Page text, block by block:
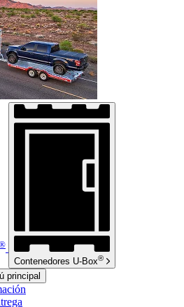
Contenedores U-Box®
principal